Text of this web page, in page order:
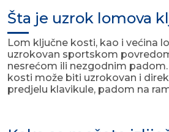
Šta je uzrok lomova
Lom ključne kosti, kao i većina
uzrokovan sportskom
nesrećom ili nezgodnim
kosti može biti uzrokovan i
predjelu klavikule, padom na